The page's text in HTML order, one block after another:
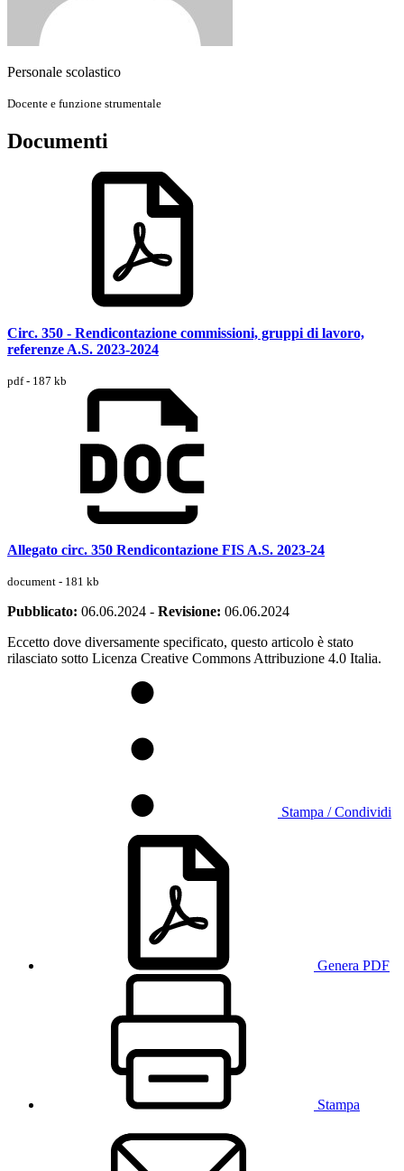
Personale scolastico
Docente e funzione strumentale
Documenti
Circ. 350 - Rendicontazione commissioni, gruppi di lavoro,
referenze A.S. 2023-2024
pdf - 187 kb
Allegato circ. 350 Rendicontazione FIS A.S. 2023-24
document - 181 kb
Pubblicato: 06.06.2024 - Revisione: 06.06.2024
Eccetto dove diversamente specificato, questo articolo è stato
rilasciato sotto Licenza Creative Commons Attribuzione 4.0 Italia.
Stampa / Condividi
Genera PDF
Stampa